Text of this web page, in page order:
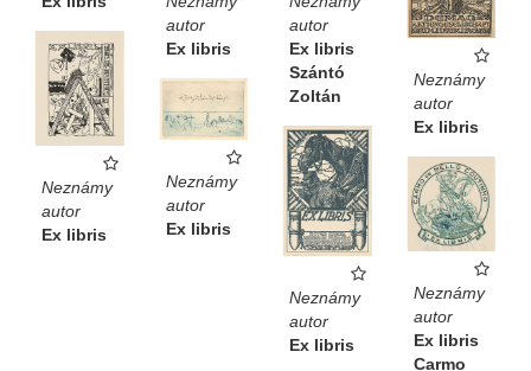
autor
Ex libris
autor
Ex libris
Szántó
Zoltán
Neznámy
autor
Ex libris
Neznámy
autor
Ex libris
Neznámy
autor
Ex libris
Neznámy
autor
Ex libris
Neznámy
autor
Ex libris
Carmo